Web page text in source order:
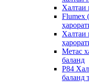
Халтаи
Flumex
Халтаи
Метас
баланд
P84
баланд